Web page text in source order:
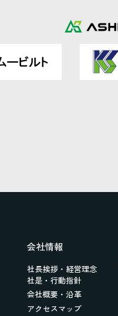
会社情報
社長挨拶・経営理念
社是・行動指針
会社概要・沿革
アクセスマップ